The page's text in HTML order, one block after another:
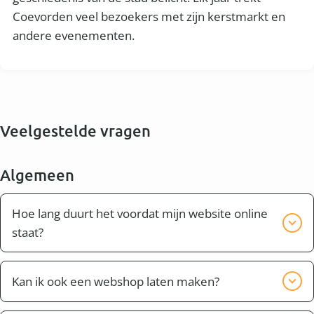
Coevorden veel bezoekers met zijn kerstmarkt en
andere evenementen.
Veelgestelde vragen
Algemeen
Hoe lang duurt het voordat mijn website online
staat?
Bijna altijd kan je website of webshop binnen twee
weken compleet worden opgeleverd. Dit hangt er
ook vanaf of je bijvoorbeeld zelf nog teksten wilt
Kan ik ook een webshop laten maken?
Ja dit is mogelijk. Ook in Coevorden en omgeving